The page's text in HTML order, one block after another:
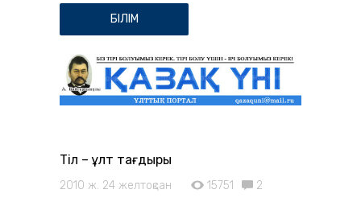
БІЛІМ
Тіл – ұлт тағдыры
2010 ж. 24 желтоқсан 15751 2